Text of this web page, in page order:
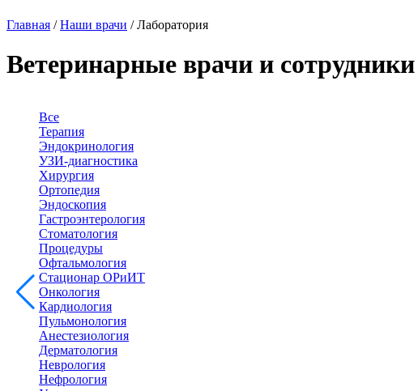
Главная /Наши врачи /Лаборатория
Ветеринарные врачи и
Все
Терапия
Эндокринология
УЗИ-диагностика
Хирургия
Ортопедия
Эндоскопия
Гастроэнтерология
Стоматология
Процедуры
Офтальмология
Стационар ОРиИТ
Онкология
Кардиология
Пульмонология
Анестезиология
Дерматология
Неврология
Нефрология